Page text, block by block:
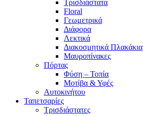
Τρισδιάστατα
Floral
Γεωμετρικά
Διάφορα
Λεκτικά
Διακοσμητικά Πλακάκια
Μαυροπίνακες
Πόρτας
Φύση – Τοπία
Μοτίβα & Υφές
Αυτοκινήτου
Ταπετσαρίες
Τρισδιάστατες